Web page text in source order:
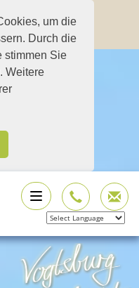
um die
Durch die
stimmen Sie
Weitere